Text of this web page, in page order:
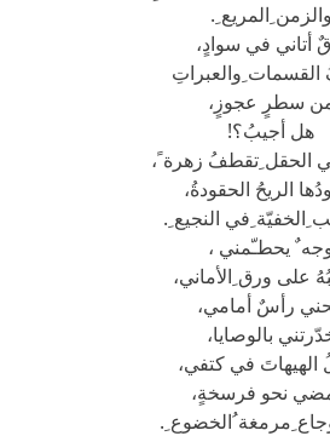
والزمن ِالمريع ِ.
أتاني في سوادٍ،
ِوالعبراتِ
سطرٍ عجوزٍ،
هل أجيبُ؟!
في الحقل ِتقطفُ زهرة ً،
الريحُ الحقودةُ،
ِالخفيّة ِفي النجيع ِ.
يحطـّمني ،
على ورق ِالأماني،
رأسٌ أمامي،
بالوصايا،
الهيهاتَ في كتفي،
نحو فرسخةٍ،
ِمرمغة ُالخضوع ِ.